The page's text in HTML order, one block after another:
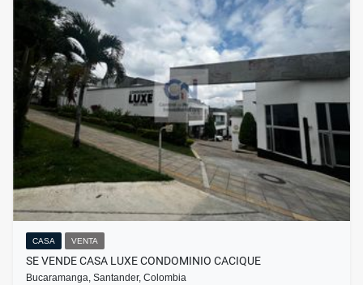
CASA VENTA
SE VENDE CASA LUXE CONDOMINIO CACIQUE
Bucaramanga, Santander, Colombia